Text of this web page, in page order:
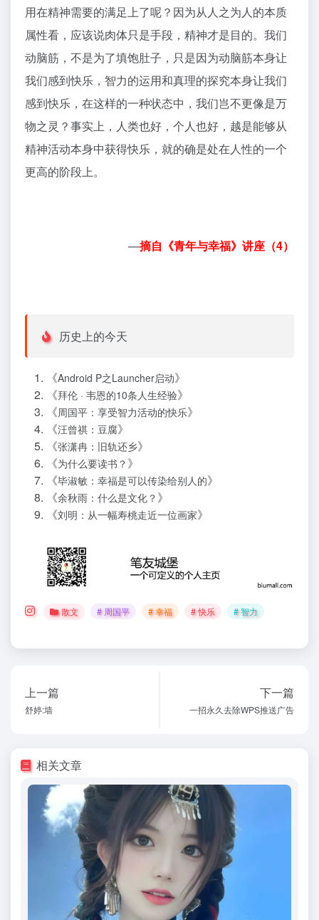
用在精神需要的满足上了呢？因为从人之为人的本质
属性看，应该说肉体只是手段，精神才是目的。我们
动脑筋，不是为了填饱肚子，只是因为动脑筋本身让
我们感到快乐，智力的运用和真理的探究本身让我们
感到快乐，在这样的一种状态中，我们岂不更像是万
物之灵？事实上，人类也好，个人也好，越是能够从
精神活动本身中获得快乐，就的确是处在人性的一个
更高的阶段上。
—摘自《青年与幸福》讲座（4）
历史上的今天
《Android P之Launcher启动》
《拜伦 · 韦恩的10条人生经验》
《周国平：享受智力活动的快乐》
《汪曾祺：豆腐》
《张潇冉：旧轨还乡》
《为什么要读书？ 》
《毕淑敏：幸福是可以传染给别人的》
《余秋雨：什么是文化？ 》
《刘明：从一幅寿桃走近一位画家》
散文 # 周国平 # 幸福 # 快乐 # 智力
上一篇
舒婷:墙
下一篇
一招永久去除WPS推送广告
相关文章